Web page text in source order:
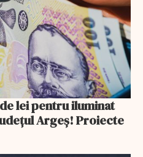
lei pentru iluminat
Argeș! Proiecte